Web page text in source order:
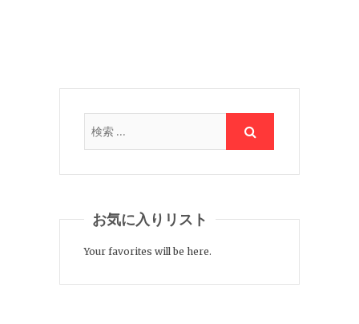
お気に入りリスト
Your favorites will be here.